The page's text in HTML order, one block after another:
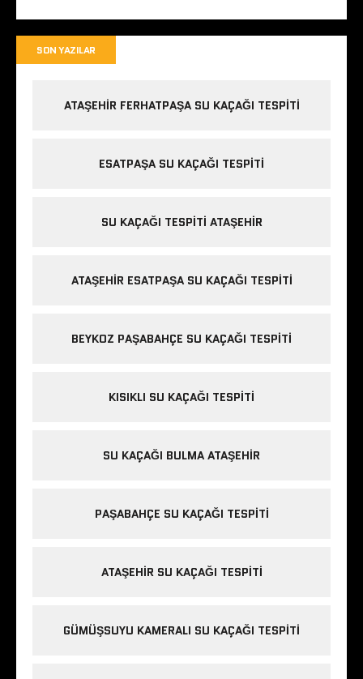
SON YAZILAR
ATAŞEHIR FERHATPAŞA SU KAÇAĞI TESPITI
ESATPAŞA SU KAÇAĞI TESPITI
SU KAÇAĞI TESPITI ATAŞEHIR
ATAŞEHIR ESATPAŞA SU KAÇAĞI TESPITI
BEYKOZ PAŞABAHÇE SU KAÇAĞI TESPITI
KISIKLI SU KAÇAĞI TESPITI
SU KAÇAĞI BULMA ATAŞEHIR
PAŞABAHÇE SU KAÇAĞI TESPITI
ATAŞEHIR SU KAÇAĞI TESPITI
GÜMÜŞSUYU KAMERALI SU KAÇAĞI TESPITI